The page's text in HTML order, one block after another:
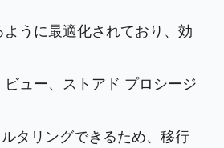
うに最適化されており、効
ュー、ストアド プロシージ
タリングできるため、移行